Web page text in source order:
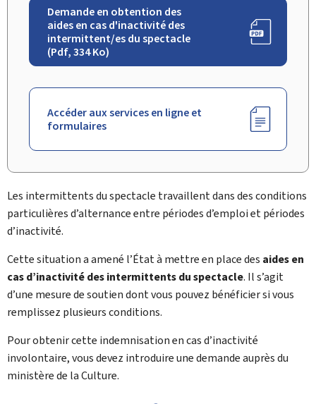
Demande en obtention des
aides en cas d'inactivité des
intermittent/es du spectacle
(Pdf, 334 Ko)
Accéder aux services en ligne et
formulaires
Les intermittents du spectacle travaillent dans des conditions
particulières d’alternance entre périodes d’emploi et périodes
d’inactivité.
Cette situation a amené l’État à mettre en place des aides en
cas d’inactivité des intermittents du spectacle. Il s’agit
d’une mesure de soutien dont vous pouvez bénéficier si vous
remplissez plusieurs conditions.
Pour obtenir cette indemnisation en cas d’inactivité
involontaire, vous devez introduire une demande auprès du
ministère de la Culture.